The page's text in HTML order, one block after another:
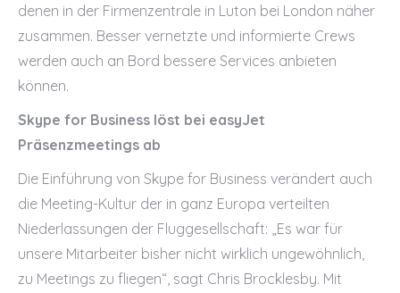
denen in der Firmenzentrale in Luton bei London näher
zusammen. Besser vernetzte und informierte Crews
werden auch an Bord bessere Services anbieten
können.
Skype for Business löst bei easyJet
Präsenzmeetings ab
Die Einführung von Skype for Business verändert auch
die Meeting-Kultur der in ganz Europa verteilten
Niederlassungen der Fluggesellschaft: „Es war für
unsere Mitarbeiter bisher nicht wirklich ungewöhnlich,
zu Meetings zu fliegen“, sagt Chris Brocklesby. Mit